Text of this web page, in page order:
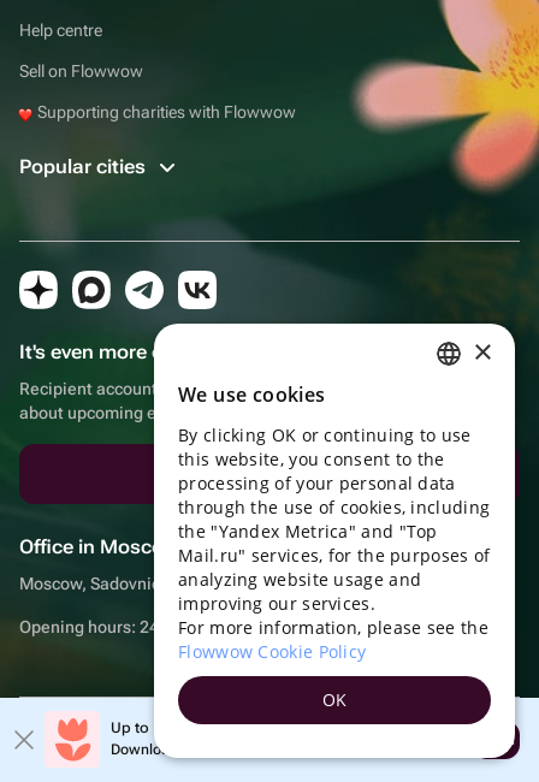
Help centre
Sell on Flowwow
Supporting charities with Flowwow
Popular cities
It's even more convenient in the app!
Recipient account, extra rewards for purchases and reminders
about upcoming events
Download the app
Office in Moscow
Moscow, Sadovnicheskaya embankment, 9, room 2/3
Opening hours: 24/7
© Flowwow, inc
Terms of use
Up to 10% off your first order
Download the app & get your promo
Open
ENGLISH
UKRAINIAN
PORTUGUESE
SPANISH
TURKISH
GERMAN
×
We use cookies
By clicking OK or continuing to use
this website, you consent to the
processing of your personal data
through the use of cookies, including
the "Yandex Metrica" and "Top
Mail.ru" services, for the purposes of
analyzing website usage and
improving our services.
For more information, please see the
Flowwow Cookie Policy
OK